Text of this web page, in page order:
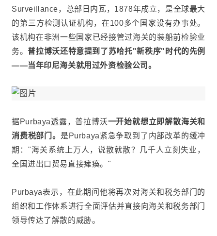
Surveillance，总部日内瓦，1878年成立，是全球最大
的第三方检测认证机构，在100多个国家设有办事处。
该机构在非洲一些国家已经接管过海关的装船前检验业
务。普拉博沃还特意提到了苏哈托"新秩序"时代的先例
——当年印尼海关就用过外资检验公司。
据Purbaya透露，普拉博沃一开始就想立即解散海关和
消费税部门。 是Purbaya紧急争取到了内部改革的缓冲
期："海关系统上万人，说散就散？几千人立刻失业，
全国进出口贸易直接瘫痪。"
Purbaya表示，在此期间他将再次对海关和税务部门的
组织和工作体系进行全面评估并直接向海关和税务部门
领导传达了解散的威胁。